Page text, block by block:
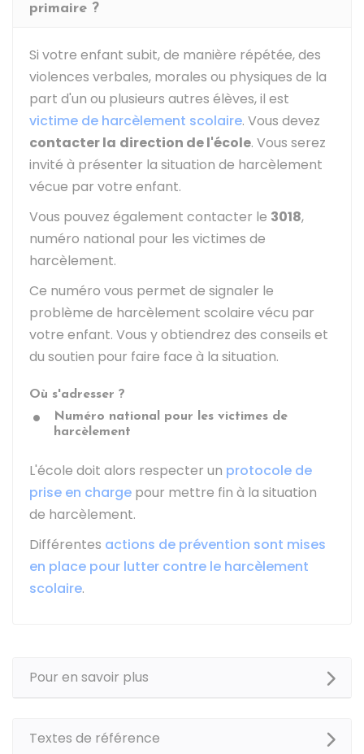
primaire ?
Si votre enfant subit, de manière répétée, des
violences verbales, morales ou physiques de la
part d'un ou plusieurs autres élèves, il est
victime de harcèlement scolaire. Vous devez
contacter la direction de l'école. Vous serez
invité à présenter la situation de harcèlement
vécue par votre enfant.
Vous pouvez également contacter le 3018,
numéro national pour les victimes de
harcèlement.
Ce numéro vous permet de signaler le
problème de harcèlement scolaire vécu par
votre enfant. Vous y obtiendrez des conseils et
du soutien pour faire face à la situation.
Où s'adresser ?
Numéro national pour les victimes de
harcèlement
L'école doit alors respecter un protocole de
prise en charge pour mettre fin à la situation
de harcèlement.
Différentes actions de prévention sont mises
en place pour lutter contre le harcèlement
scolaire.
Pour en savoir plus
Textes de référence